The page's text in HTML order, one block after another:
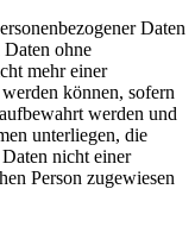
Daten
Daten ohne
mehr einer
können, sofern
werden und
unterliegen, die
nicht einer
Person zugewiesen